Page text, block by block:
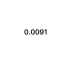
0.0091